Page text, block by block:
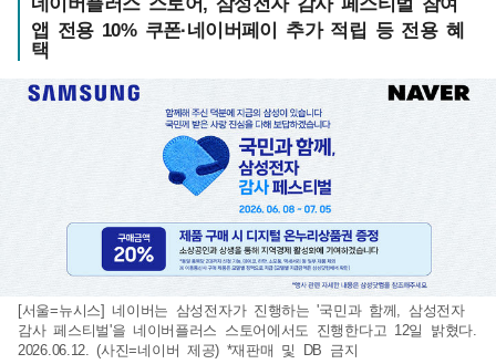
앱 전용 10% 쿠폰·네이버페이 추가 적립 등 전용 혜
택
[서울=뉴시스] 네이버는 삼성전자가 진행하는 '국민과 함께, 삼성전자
감사 페스티벌'을 네이버플러스 스토어에서도 진행한다고 12일 밝혔다.
2026.06.12. (사진=네이버 제공) *재판매 및 DB 금지